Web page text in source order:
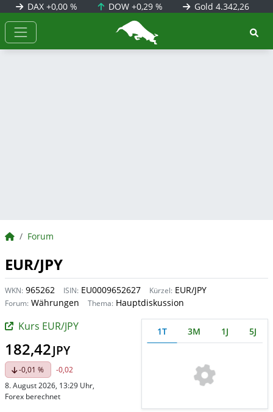
DAX +0,00 % DOW+0,29 % Gold 4.342,26
BörsenNEWS.de
BörsenNEWS.de
Forum
EUR/JPY
WKN: 965262 ISIN: EU0009652627 Kürzel: EUR/JPY
Forum: Währungen Thema: Hauptdiskussion
Kurs EUR/JPY
182,42JPY
-0,01 %
-0,02
8. August 2026, 13:29 Uhr,
Forex berechnet
1T 3M 1J 5J